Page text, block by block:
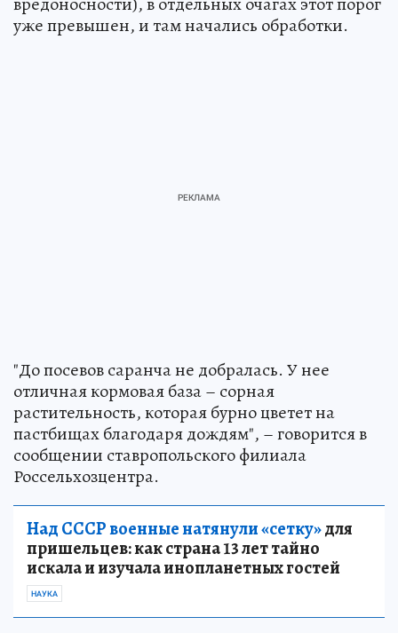
уже превышен, и там начались обработки.
"До посевов саранча не добралась. У нее
отличная кормовая база – сорная
растительность, которая бурно цветет на
пастбищах благодаря дождям", – говорится в
сообщении ставропольского филиала
Россельхозцентра.
Над СССР военные натянули «сетку»для
пришельцев: как страна 13 лет тайно
искала и изучала инопланетных гостей
НАУКА